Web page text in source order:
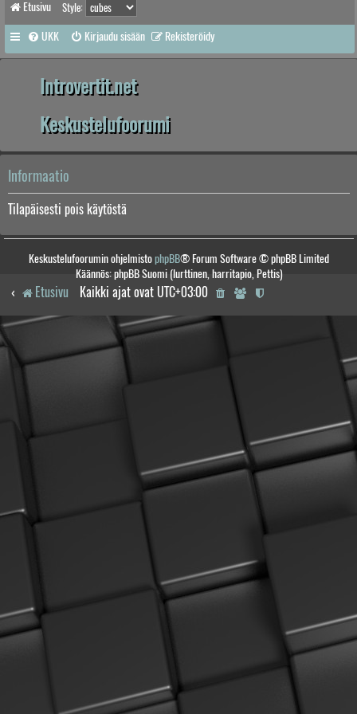
Etusivu Style:
UKK Kirjaudu sisään Rekisteröidy
Introvertit.net
Keskustelufoorumi
Informaatio
Tilapäisesti pois käytöstä
Keskustelufoorumin ohjelmistophpBB® Forum Software © phpBB Limited
Käännös: phpBB Suomi (lurttinen, harritapio, Pettis)
Etusivu Kaikki ajat ovat UTC+03:00